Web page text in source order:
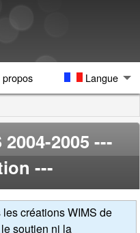
propos Langue
2005 ---
---
créations WIMS de
soutien ni la